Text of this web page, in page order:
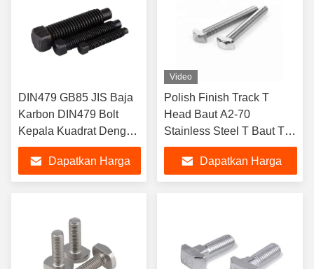
DIN479 GB85 JIS Baja
Karbon DIN479 Bolt
Kepala Kuadrat Dengan
Titik Dog Pendek Bolt
Kepala Kuadrat Dengan
Titik Dog Pendek
Dapatkan Harga
Video
Polish Finish Track T
Head Baut A2-70
Stainless Steel T Baut T
Mur Baut
Dapatkan Harga